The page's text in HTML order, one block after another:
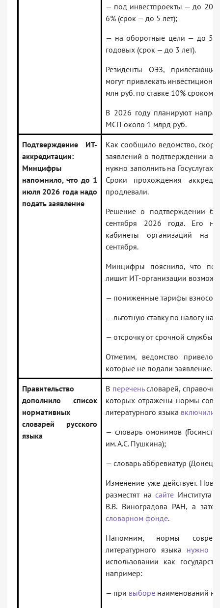
— под инвестпроекты — до 200
6% (срок — до 5 лет);
— на оборотные цели — до 50
годовых (срок — до 3 лет).
Резиденты ОЭЗ,
могут привлекать
млн руб. по ставке 10% сроком
В 2026 году планируют
МСП около 1 млрд руб.
Подтверждение ИТ-
аккредитации:
Минцифры
напомнило, что до 1
июля 2026 года надо
подать заявление
Как сообщило ведомство,
заявлений о подтверждении
нужно заполнить на Госуслугах
Сроки прохождения
продлевали.
Решение о подтверждении
сентября 2026 года. Его
кабинеты организаций на
сентября.
Минцифры пояснило, что
лишит ИТ-организации
— пониженные тарифы взносов;
— льготную ставку по налогу на
— отсрочку от срочной службы
Отметим, ведомство привело
которые не подали заявление.
Правительство
дополнило список
нормативных
словарей русского
языка
В переченьсловарей,
которых отражены нормы
литературного языка включили
— словарь омонимов
им. А.С. Пушкина);
— словарь аббревиатур
Изменение уже действует.
разместят насайте Института
В.В. Виноградова РАН, а
словарном фонде.
Напомним, нормы
литературного языка нужно
использовании как
например:
— при выборе наименований